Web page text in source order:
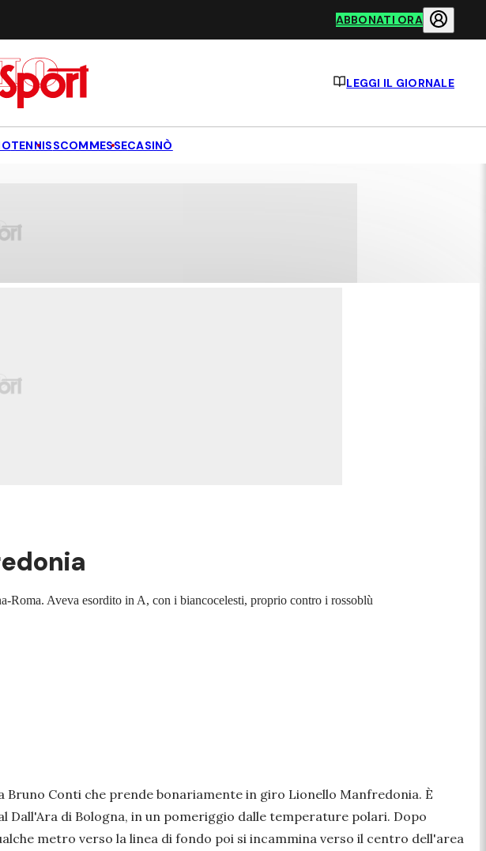
ABBONATI ORA
LEGGI IL GIORNALE
TENNISSCOMMESSECASINÒ
Roma. Aveva esordito in A, con i biancocelesti, proprio contro i rossoblù
Bruno Conti che prende bonariamente in giro Lionello Manfredonia. È
Dall'Ara di Bologna, in un pomeriggio dalle temperature polari. Dopo
metro verso la linea di fondo poi si incammina verso il centro dell'area